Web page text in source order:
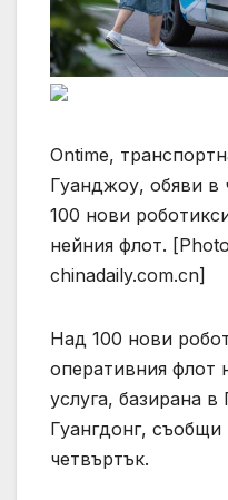
Ontime,
Гуанджоу, обяви в
100 нови
нейния флот.
chinadaily.com.cn]
Над 100 нови
оперативния флот
услуга, базирана
Гуангдонг,
четвъртък.